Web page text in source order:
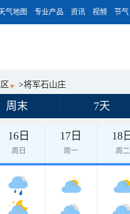
气地图 专业产品 资讯 视频 节气
>将军石山庄
周末 7天
16日
周日
17日
周一
18
周二